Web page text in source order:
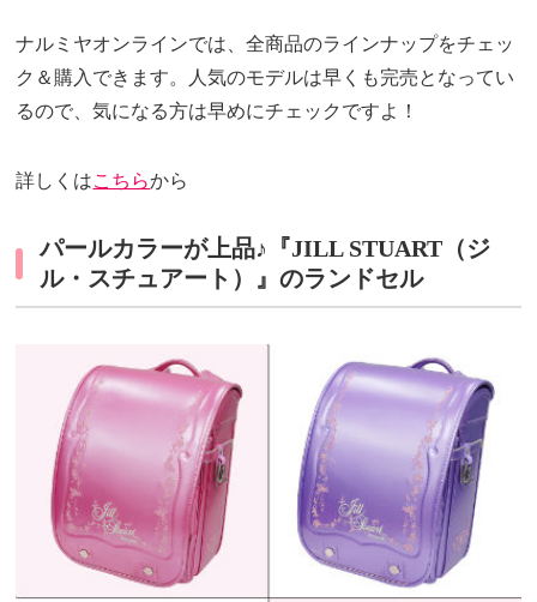
ナルミヤオンラインでは、全商品のラインナップをチェッ
ク＆購入できます。人気のモデルは早くも完売となってい
るので、気になる方は早めにチェックですよ！
詳しくはこちらから
パールカラーが上品♪『JILL STUART（ジ
ル・スチュアート）』のランドセル